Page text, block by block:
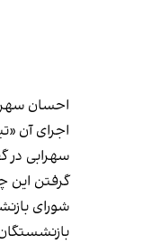
احسان
اجرای آن
سهرابی در
گرفتن این